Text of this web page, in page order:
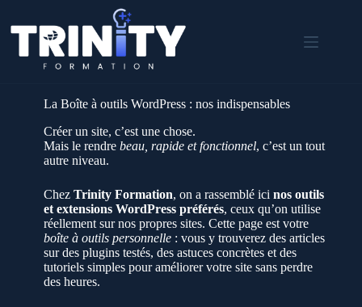
contenu
La Boîte à outils WordPress : nos indispensables
Créer un site, c’est une chose.
Mais le rendrebeau, rapide et fonctionnel, c’est un tout
autre niveau.
ChezTrinity Formation, on a rassemblé icinos outils
et extensions WordPress préférés, ceux qu’on utilise
réellement sur nos propres sites. Cette page est votre
boîte à outils personnelle : vous y trouverez des articles
sur des plugins testés, des astuces concrètes et des
tutoriels simples pour améliorer votre site sans perdre
des heures.